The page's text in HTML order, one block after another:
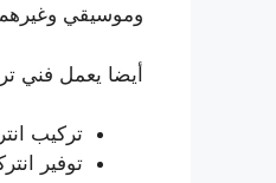
وموسيقي
أيضا يعمل فني
تركيب
توفير